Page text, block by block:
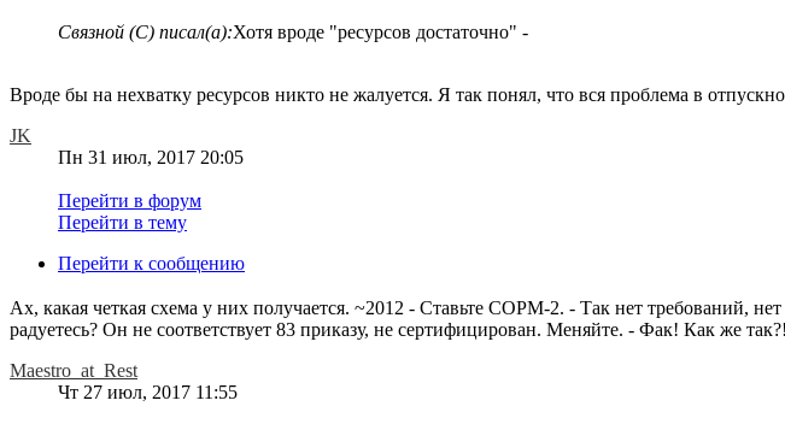
Связной (С) писал(а):Хотя вроде "ресурсов достаточно" -
Вроде бы на нехватку ресурсов никто не жалуется. Я так понял, что вся проблема в
JK
Пн 31 июл, 2017 20:05
Перейти в форум
Перейти в тему
Перейти к сообщению
Ах, какая четкая схема у них получается. ~2012 - Ставьте СОРМ-2. - Так нет требований,
радуетесь? Он не соответствует 83 приказу, не сертифицирован. Меняйте. - Фак! Как же
Maestro_at_Rest
Чт 27 июл, 2017 11:55